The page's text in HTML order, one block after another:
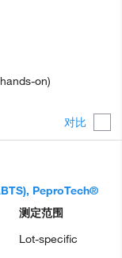
对比
on)
PeproTech®
测定范围
Lot-specific